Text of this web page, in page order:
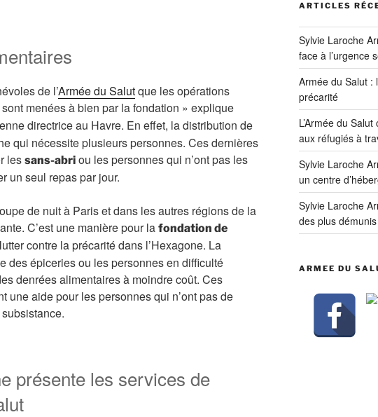
de l’Armée du Salutque les opérations
sont menées à bien par la fondation » explique
directrice au Havre. En effet, la distribution de
qui nécessite plusieurs personnes. Ces dernières
les sans-abri ou les personnes qui n’ont pas les
un seul repas par jour.
de nuit à Paris et dans les autres régions de la
C’est une manière pour la fondation de
contre la précarité dans l’Hexagone. La
des épiceries ou les personnes en difficulté
denrées alimentaires à moindre coût. Ces
une aide pour les personnes qui n’ont pas de
présente les services de
ARTICLES
Sylvie Laroche
face à l’urgence
Armée du Salut :
précarité
L’Armée du
aux réfugiés à
Sylvie Laroche
un centre
Sylvie Laroche
des plus démunis
ARMEE DU